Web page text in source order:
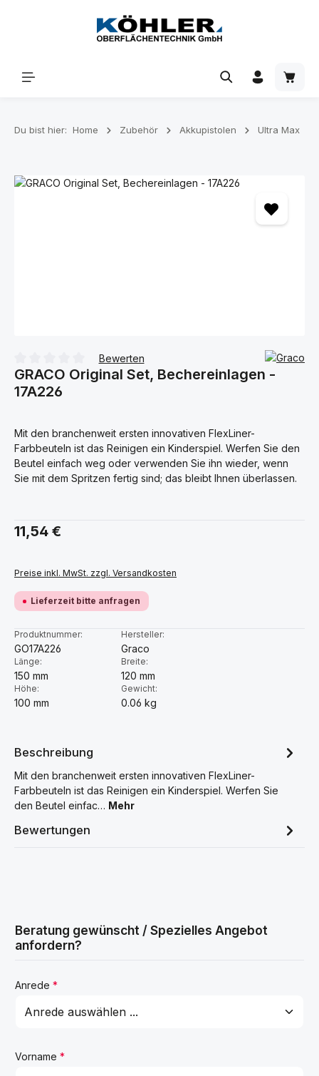
Zum Hauptinhalt springen
Du bist hier: Home Zubehör Akkupistolen Ultra Max
Bildergalerie überspringen
Durchschnittliche Bewertung von 0 von 5 Sternen
Bewerten
GRACO Original Set, Bechereinlagen -
17A226
Mit den branchenweit ersten innovativen FlexLiner-
Farbbeuteln ist das Reinigen ein Kinderspiel. Werfen Sie den
Beutel einfach weg oder verwenden Sie ihn wieder, wenn
Sie mit dem Spritzen fertig sind; das bleibt Ihnen überlassen.
Regulärer Preis:
11,54 €
Preise inkl. MwSt. zzgl. Versandkosten
Lieferzeit bitte anfragen
Produktnummer:
GO17A226
Hersteller:
Graco
Länge:
150 mm
Breite:
120 mm
Höhe:
100 mm
Gewicht:
0.06 kg
Beschreibung
Mit den branchenweit ersten innovativen FlexLiner-
Farbbeuteln ist das Reinigen ein Kinderspiel. Werfen Sie
den Beutel einfac… Mehr
Bewertungen
Beratung gewünscht / Spezielles Angebot
anfordern?
Anrede *
Vorname *